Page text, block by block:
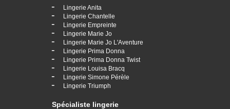
- Lingerie Anita
- Lingerie Chantelle
- Lingerie Empreinte
- Lingerie Marie Jo
- Lingerie Marie Jo L'Aventure
- Lingerie Prima Donna
- Lingerie Prima Donna Twist
- Lingerie Louisa Bracq
- Lingerie Simone Pérèle
- Lingerie Triumph
Spécialiste lingerie